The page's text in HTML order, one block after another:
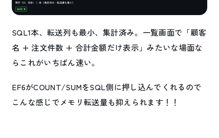
SQL1本、転送列も最小、集計済み。一覧画面で「顧客
名 + 注文件数 + 合計金額だけ表示」みたいな場面な
らこれがいちばん速い。
EF6がCOUNT/SUMをSQL側に押し込んでくれるので
こんな感じでメモリ転送量も抑えられます！！